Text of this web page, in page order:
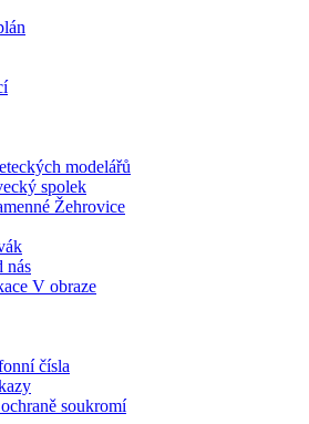
modelářů
spolek
Žehrovice
nás
V obraze
čísla
soukromí